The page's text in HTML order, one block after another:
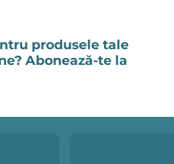
produsele tale
Abonează-te la